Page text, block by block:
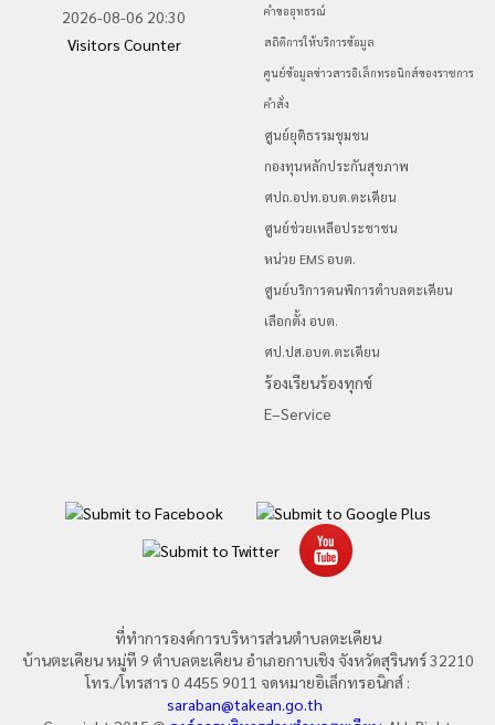
2026-08-06 20:30
Visitors Counter
คำขออุทธรณ์
สถิติการให้บริการข้อมูล
ศูนย์ข้อมูลข่าวสารอิเล็กทรอนิกส์ของราชการ
คำสั่ง
ศูนย์ยุติธรรมชุมชน
กองทุนหลักประกันสุขภาพ
ศปถ.อปท.อบต.ตะเคียน
ศูนย์ช่วยเหลือประชาชน
หน่วย EMS อบต.
ศูนย์บริการคนพิการตำบลตะเคียน
เลือกตั้ง อบต.
ศป.ปส.อบต.ตะเคียน
ร้องเรียนร้องทุกข์
E–Service
ที่ทำการองค์การบริหารส่วนตำบลตะเคียน
บ้านตะเคียน หมู่ที 9 ตำบลตะเคียน อำเภอกาบเชิง จังหวัดสุรินทร์ 32210
โทร./โทรสาร 0 4455 9011 จดหมายอิเล็กทรอนิกส์ :
saraban@takean.go.th